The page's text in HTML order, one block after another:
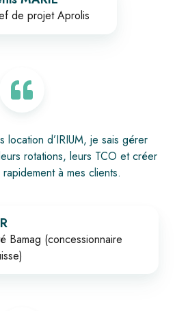
de projet Aprolis
location d’IRIUM, je sais gérer
rotations, leurs TCO et créer
à mes clients.
Bamag (concessionnaire